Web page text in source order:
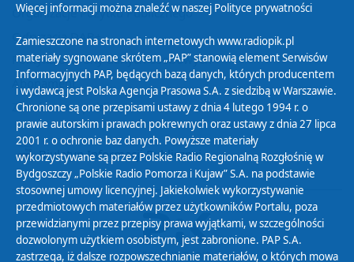
Organizacje Pożytku Publicznego
Cyfryzacja DAB+
Polityka ochrony danych osobowych
Abonament
Zamówienia publiczne
Biuletyn Informacji Publicznej
Więcej informacji można znaleźć w naszej Polityce prywatności
Zamieszczone na stronach internetowych www.radiopik.pl
materiały sygnowane skrótem „PAP” stanowią element Serwisów
Informacyjnych PAP, będących bazą danych, których producentem
i wydawcą jest Polska Agencja Prasowa S.A. z siedzibą w Warszawie.
Chronione są one przepisami ustawy z dnia 4 lutego 1994 r. o
prawie autorskim i prawach pokrewnych oraz ustawy z dnia 27 lipca
2001 r. o ochronie baz danych. Powyższe materiały
wykorzystywane są przez Polskie Radio Regionalną Rozgłośnię w
Bydgoszczy „Polskie Radio Pomorza i Kujaw” S.A. na podstawie
stosownej umowy licencyjnej. Jakiekolwiek wykorzystywanie
przedmiotowych materiałów przez użytkowników Portalu, poza
przewidzianymi przez przepisy prawa wyjątkami, w szczególności
dozwolonym użytkiem osobistym, jest zabronione. PAP S.A.
zastrzega, iż dalsze rozpowszechnianie materiałów, o których mowa